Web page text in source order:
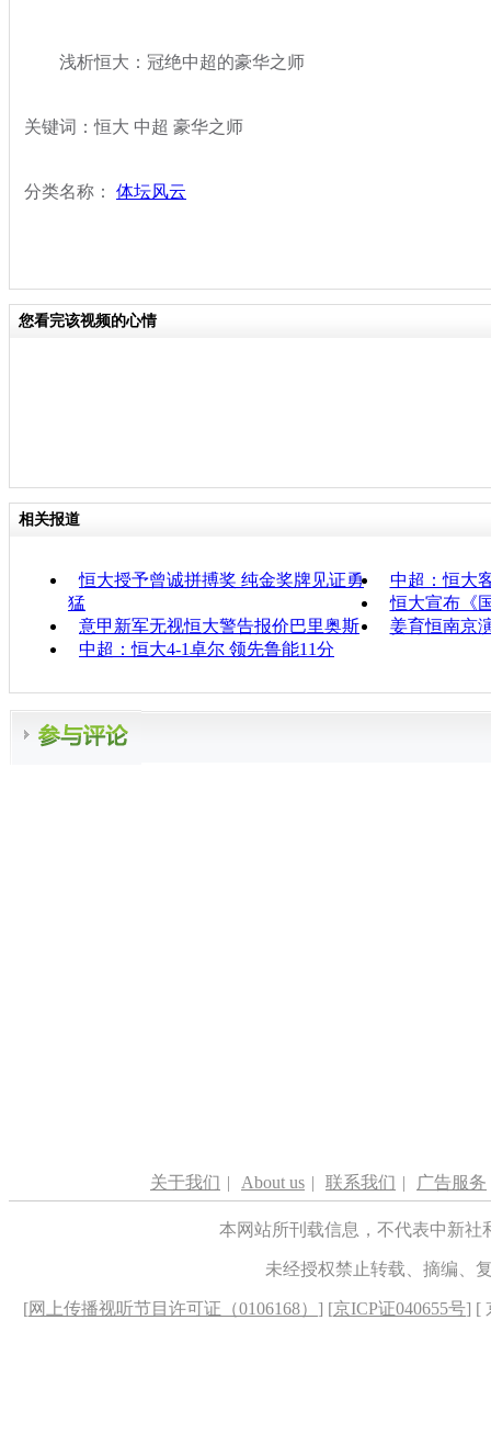
浅析恒大：冠绝中超的豪华之师
关键词：恒大 中超 豪华之师
分类名称： 体坛风云
您看完该视频的心情
相关报道
恒大授予曾诚拼搏奖 纯金奖牌见证勇
猛
中超：恒大
恒大宣布《
意甲新军无视恒大警告报价巴里奥斯
姜育恒南京
中超：恒大4-1卓尔 领先鲁能11分
关于我们 | About us | 联系我们 | 广告服务
本网站所刊载信息，不代表中新
未经授权禁止转载、摘编、
[网上传播视听节目许可证（0106168） ] [京ICP证040655号] [